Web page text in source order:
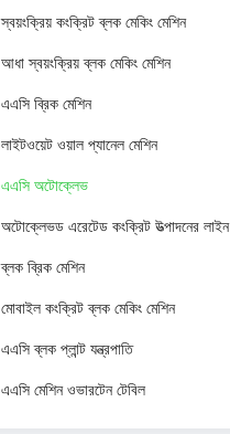
স্বয়ংক্রিয় কংক্রিট ব্লক মেকিং মেশিন
আধা স্বয়ংক্রিয় ব্লক মেকিং মেশিন
এএসি ব্রিক মেশিন
লাইটওয়েট ওয়াল প্যানেল মেশিন
এএসি অটোক্লেভ
অটোক্লেভড এরেটেড কংক্রিট উত্পাদনের লাইন
ব্লক ব্রিক মেশিন
মোবাইল কংক্রিট ব্লক মেকিং মেশিন
এএসি ব্লক প্লান্ট যন্ত্রপাতি
এএসি মেশিন ওভারটেন টেবিল